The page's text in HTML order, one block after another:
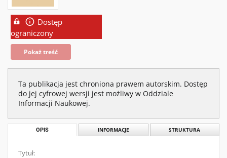
Dostęp
ograniczony
Pokaż treść
Ta publikacja jest chroniona prawem autorskim. Dostęp
do jej cyfrowej wersji jest możliwy w Oddziale
Informacji Naukowej.
OPIS INFORMACJE STRUKTURA
Tytuł: